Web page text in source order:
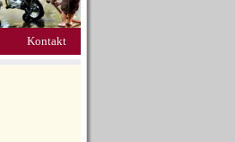
Kontakt